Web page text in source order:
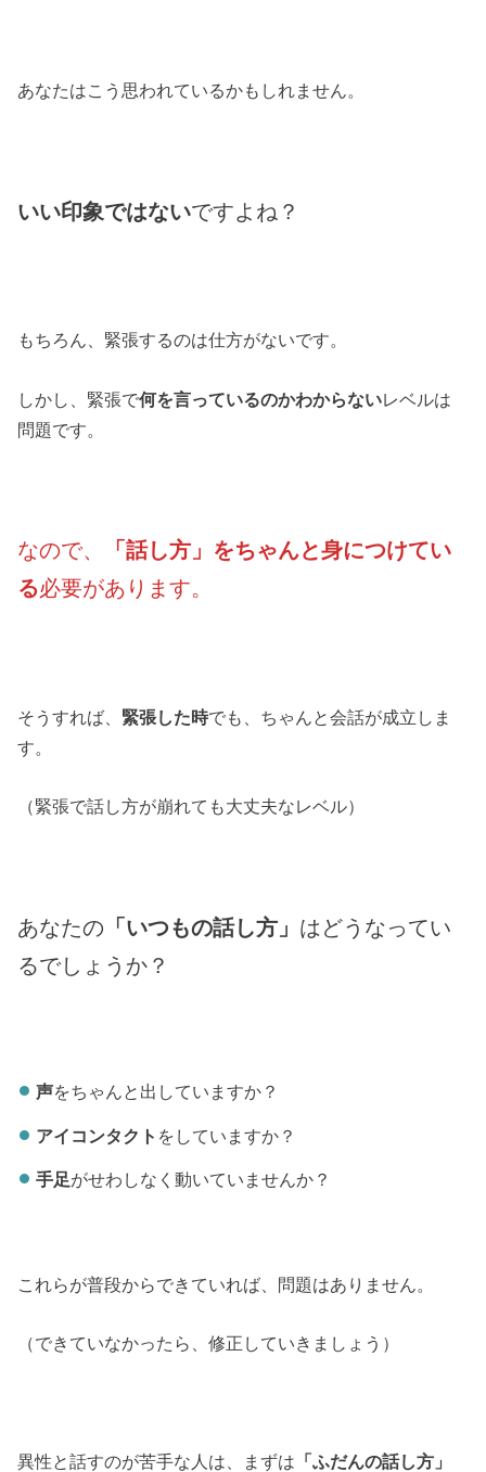
あなたはこう思われているかもしれません。
いい印象ではないですよね？
もちろん、緊張するのは仕方がないです。
しかし、緊張で何を言っているのかわからないレベルは
問題です。
なので、
「話し方」をちゃんと身につけてい
る必要があります。
そうすれば、 緊張した時でも、ちゃんと会話が成立しま
す。
（緊張で話し方が崩れても大丈夫なレベル）
あなたの 「いつもの話し方」 はどうなってい
るでしょうか？
声をちゃんと出していますか？
アイコンタクト をしていますか？
手足がせわしなく動いていませんか？
これらが普段からできていれば、問題はありません。
（できていなかったら、修正していきましょう）
異性と話すのが苦手な人は、まずは 「ふだんの話し方」